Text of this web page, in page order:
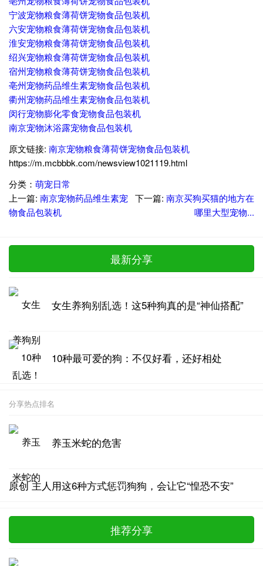
宁波宠物粮食薄荷饼宠物食品包装机
六安宠物粮食薄荷饼宠物食品包装机
淮安宠物粮食薄荷饼宠物食品包装机
绍兴宠物粮食薄荷饼宠物食品包装机
宿州宠物粮食薄荷饼宠物食品包装机
亳州宠物药品维生素宠物食品包装机
衢州宠物药品维生素宠物食品包装机
闵行宠物膨化零食宠物食品包装机
南京宠物沐浴露宠物食品包装机
原文链接: 南京宠物粮食薄荷饼宠物食品包装机
https://m.mcbbbk.com/newsview1021119.html
分类： 萌宠日常
上一篇: 南京宠物药品维生素宠
物食品包装机
下一篇: 南京买狗买猫的地方在
哪里大型宠物...
最新分享
女生养狗别乱选！这5种狗真的是“神仙搭配”
10种最可爱的狗：不仅好看，还好相处
分享热点排名
养玉米蛇的危害
原创 主人用这6种方式惩罚狗狗，会让它“惶恐不安”
推荐分享